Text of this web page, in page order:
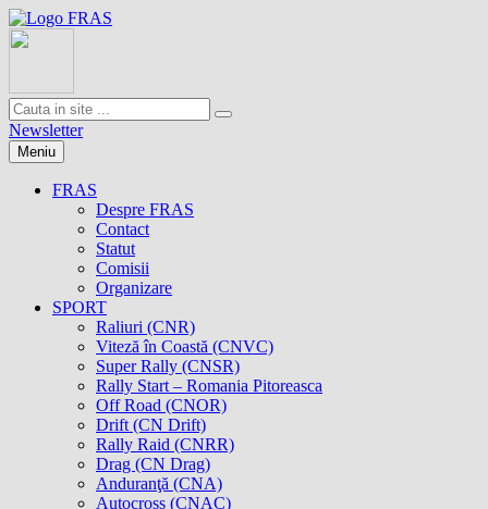
Newsletter
Meniu
FRAS
Despre FRAS
Contact
Statut
Comisii
Organizare
SPORT
Raliuri (CNR)
Viteză în Coastă (CNVC)
Super Rally (CNSR)
Rally Start – Romania Pitoreasca
Off Road (CNOR)
Drift (CN Drift)
Rally Raid (CNRR)
Drag (CN Drag)
Anduranţă (CNA)
Autocross (CNAC)